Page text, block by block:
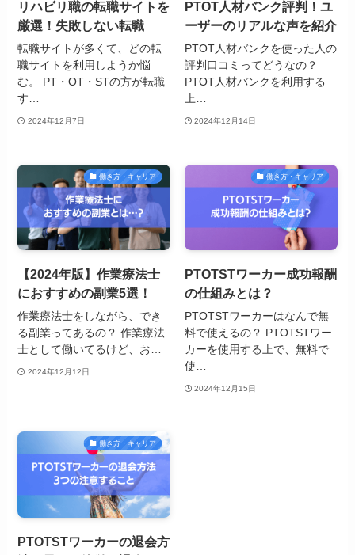
リハビリ職の転職サイトを
厳選！失敗しない転職
転職サイトが多くて、どの転
職サイトを利用しようか悩
む。 PT・OT・STの方が転職
す…
2024年12月7日
PTOT人材バンク評判！ユ
ーザーのリアルな声を紹介
PTOT人材バンクを使った人の
評判口コミってどうなの？
PTOT人材バンクを利用する
上…
2024年12月14日
働き方・キャリア
【2024年版】作業療法士
におすすめの副業5選！
作業療法士をしながら、でき
る副業ってあるの？ 作業療法
士として働いてるけど、お…
2024年12月12日
働き方・キャリア
PTOTSTワーカー成功報酬
の仕組みとは？
PTOTSTワーカーはなんで無
料で使えるの？ PTOTSTワー
カーを使用する上で、無料で
使…
2024年12月15日
働き方・キャリア
PTOTSTワーカーの退会方